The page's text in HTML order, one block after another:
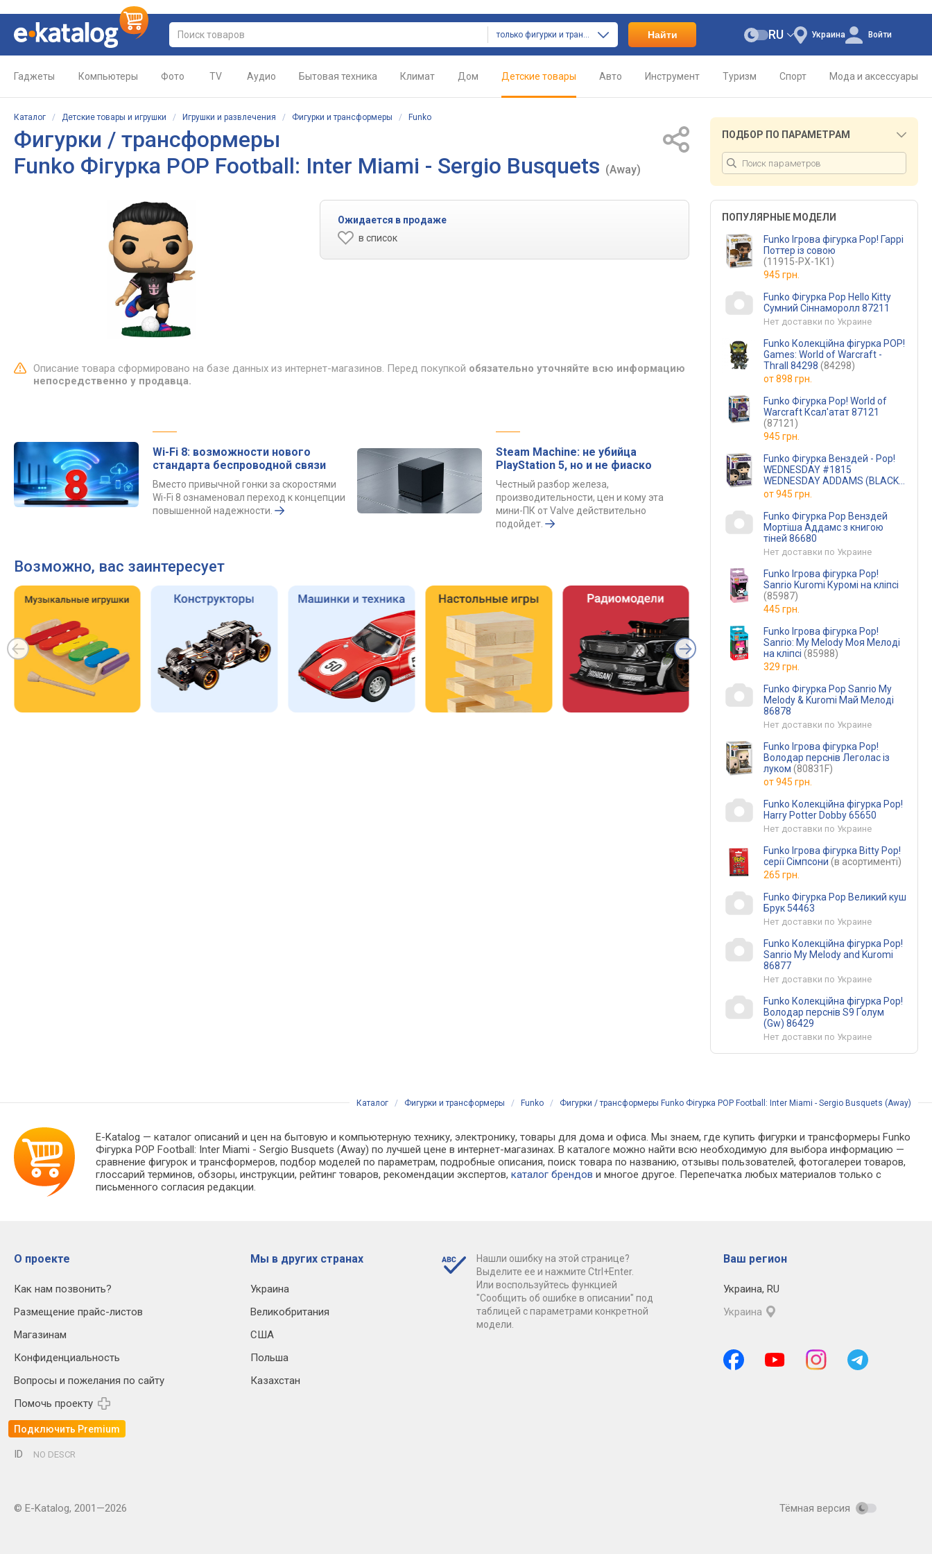
только фигурки и трансформеры Найти Украина
RU Войти
Гаджеты Компьютеры Фото TV Аудио Бытовая техника Климат Дом Детские товары Авто Инструмент Туризм Спорт Мода и аксессуары
Каталог / Детские товары и игрушки / Игрушки и развлечения / Фигурки и трансформеры / Funko
Фигурки / трансформеры
Funko Фігурка POP Football: Inter Miami - Sergio Busquets (Away)
Ожидается в продаже
в список
Описание товара сформировано на базе данных из интернет-магазинов. Перед покупкой обязательно уточняйте всю информацию
непосредственно у продавца.
Wi-Fi 8: возможности нового
стандарта беспроводной связи
Вместо привычной гонки за скоростями
Wi-Fi 8 ознаменовал переход к концепции
повышенной надежности.
Steam Machine: не убийца
PlayStation 5, но и не фиаско
Честный разбор железа,
производительности, цен и кому эта
мини-ПК от Valve действительно
подойдет.
Возможно, вас заинтересует
ПОДБОР ПО ПАРАМЕТРАМ
ПОПУЛЯРНЫЕ МОДЕЛИ
Funko Ігрова фігурка Pop! Гаррі
Поттер із совою
(11915-PX-1K1)
945 грн.
Funko Фігурка Pop Hello Kitty
Сумний Сіннаморолл 87211
Нет доставки по Украине
Funko Колекційна фігурка POP!
Games: World of Warcraft -
Thrall 84298 (84298)
от898 грн.
Funko Фігурка Pop! World of
Warcraft Ксал'атат 87121
(87121)
945 грн.
Funko Фігурка Венздей - Pop!
WEDNESDAY #1815
WEDNESDAY ADDAMS (BLACK
COAT) (чорне пальто)
от945 грн.
Funko Фігурка Pop Венздей
Мортіша Аддамс з книгою
тіней 86680
Нет доставки по Украине
Funko Ігрова фігурка Pop!
Sanrio Kuromi Куромі на кліпсі
(85987)
445 грн.
Funko Ігрова фігурка Pop!
Sanrio: My Melody Моя Мелоді
на кліпсі (85988)
329 грн.
Funko Фігурка Pop Sanrio My
Melody & Kuromi Май Мелоді
86878
Нет доставки по Украине
Funko Ігрова фігурка Pop!
Володар перснів Леголас із
луком (80831F)
от945 грн.
Funko Колекційна фігурка Pop!
Harry Potter Dobby 65650
Нет доставки по Украине
Funko Ігрова фігурка Bitty Pop!
серії Сімпсони (в асортименті)
265 грн.
Funko Фігурка Pop Великий куш
Брук 54463
Нет доставки по Украине
Funko Колекційна фігурка Pop!
Sanrio My Melody and Kuromi
86877
Нет доставки по Украине
Funko Колекційна фігурка Pop!
Володар перснів S9 Ґолум
(Gw) 86429
Нет доставки по Украине
Каталог / Фигурки и трансформеры / Funko / Фигурки / трансформеры Funko Фігурка POP Football: Inter Miami - Sergio Busquets (Away)
E-Katalog — каталог описаний и цен на бытовую и компьютерную технику, электронику, товары для дома и офиса. Мы знаем, где купить фигурки и трансформеры Funko
Фігурка POP Football: Inter Miami - Sergio Busquets (Away) по лучшей цене в интернет-магазинах. В каталоге можно найти всю необходимую для выбора информацию —
сравнение фигурок и трансформеров, подбор моделей по параметрам, подробные описания, поиск товара по названию, отзывы пользователей, фотогалереи товаров,
глоссарий терминов, обзоры, инструкции, рейтинг товаров, рекомендации экспертов,каталог брендов и многое другое. Перепечатка любых материалов только с
письменного согласия редакции.
О проекте
Как нам позвонить?
Размещение прайс-листов
Магазинам
Конфиденциальность
Вопросы и пожелания по сайту
Помочь проекту
Подключить Premium
Мы в других странах
Украина
Великобритания
США
Польша
Казахстан
Нашли ошибку на этой странице?
Выделите ее и нажмите Ctrl+Enter.
Или воспользуйтесь функцией
"Сообщить об ошибке в описании" под
таблицей с параметрами конкретной
модели.
Ваш регион
Украина, RU
Украина
ID NO DESCR
© E-Katalog, 2001—2026 Тёмная версия